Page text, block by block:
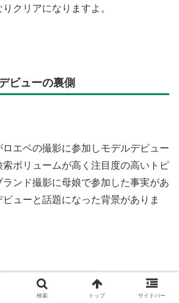
クリアになりますよ。
ビューの裏側
エベの撮影に参加しモデルデビュー
索ボリュームが高く注目度の高いトピ
ンド撮影に母娘で参加した事実があ
ューと話題になった背景がありま
検索 トップ サイドバー